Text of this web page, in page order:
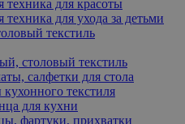
техника для красоты
техника для ухода за детьми
текстиль
столовый текстиль
салфетки для стола
текстиля
для кухни
фартуки, прихватки